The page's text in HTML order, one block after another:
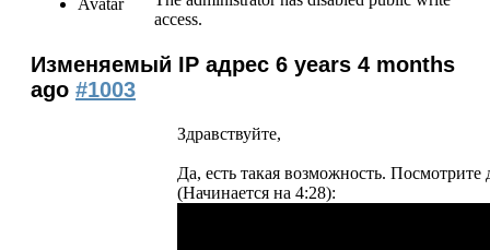
access.
Изменяемый IP адрес 6 years 4 months
ago #1003
Здравствуйте,
Да, есть такая возможность. Посмотрите
(Начинается на 4:28):